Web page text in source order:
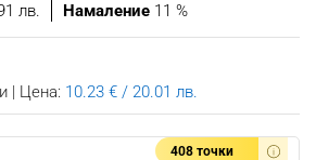
Намаление 11 %
лв.
| Цена: 10.23 € / 20.01 лв.
408 точки